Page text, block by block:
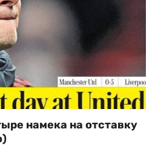
намека на отставку